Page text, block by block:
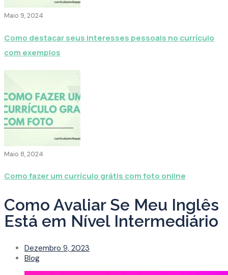
Maio 9, 2024
Como destacar seus interesses pessoais no currículo
com exemplos
Maio 8, 2024
Como fazer um currículo grátis com foto online
Como Avaliar Se Meu Inglês
Está em Nível Intermediário
Dezembro 9, 2023
Blog